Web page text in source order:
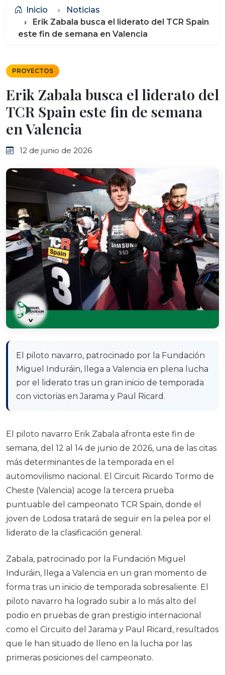
Inicio
Noticias
Erik Zabala busca el liderato del TCR Spain
este fin de semana en Valencia
PROYECTOS
Erik Zabala busca el liderato del
TCR Spain este fin de semana
en Valencia
12 de junio de 2026
El piloto navarro, patrocinado por la Fundación
Miguel Induráin, llega a Valencia en plena lucha
por el liderato tras un gran inicio de temporada
con victorias en Jarama y Paul Ricard.
El piloto navarro Erik Zabala afronta este fin de
semana, del 12 al 14 de junio de 2026, una de las citas
más determinantes de la temporada en el
automovilismo nacional. El Circuit Ricardo Tormo de
Cheste (Valencia) acoge la tercera prueba
puntuable del campeonato TCR Spain, donde el
joven de Lodosa tratará de seguir en la pelea por el
liderato de la clasificación general.
Zabala, patrocinado por la Fundación Miguel
Induráin, llega a Valencia en un gran momento de
forma tras un inicio de temporada sobresaliente. El
piloto navarro ha logrado subir a lo más alto del
podio en pruebas de gran prestigio internacional
como el Circuito del Jarama y Paul Ricard, resultados
que le han situado de lleno en la lucha por las
primeras posiciones del campeonato.